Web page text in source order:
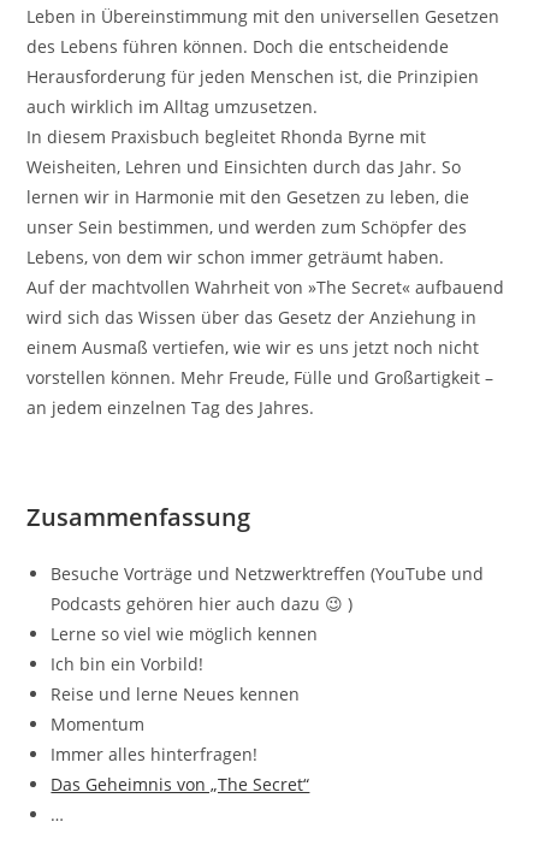
Leben in Übereinstimmung mit den universellen Gesetzen
des Lebens führen können. Doch die entscheidende
Herausforderung für jeden Menschen ist, die Prinzipien
auch wirklich im Alltag umzusetzen.
In diesem Praxisbuch begleitet Rhonda Byrne mit
Weisheiten, Lehren und Einsichten durch das Jahr. So
lernen wir in Harmonie mit den Gesetzen zu leben, die
unser Sein bestimmen, und werden zum Schöpfer des
Lebens, von dem wir schon immer geträumt haben.
Auf der machtvollen Wahrheit von »The Secret« aufbauend
wird sich das Wissen über das Gesetz der Anziehung in
einem Ausmaß vertiefen, wie wir es uns jetzt noch nicht
vorstellen können. Mehr Freude, Fülle und Großartigkeit –
an jedem einzelnen Tag des Jahres.
Zusammenfassung
Besuche Vorträge und Netzwerktreffen (YouTube und
Podcasts gehören hier auch dazu 😉 )
Lerne so viel wie möglich kennen
Ich bin ein Vorbild!
Reise und lerne Neues kennen
Momentum
Immer alles hinterfragen!
Das Geheimnis von „The Secret“
…